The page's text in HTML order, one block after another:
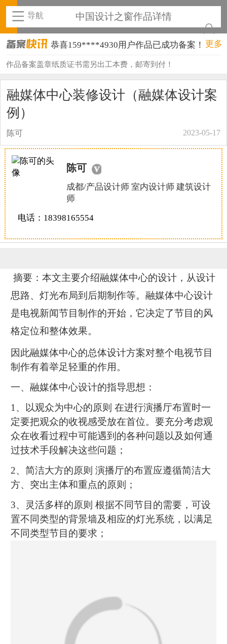
导航 中国设计之窗作品详情
恭喜159****4930用户作品已成功备案！
恭喜150****6483用户作品已成功备案！
恭喜131****1475用户作品已成功备案！
恭喜133****8874用户作品已成功备案！
恭喜138****8638用户作品已成功备案！
更多
作品备案盖章纸质证书需另出工本费，邮寄到付！
融媒体中心装修设计（融媒体设计案
例）
陈可 2023-05-17
陈可
成都/产品设计师 室内设计师 建筑设计
师
电话：18398165554
摘要：本文主要介绍融媒体中心的设计，从设计
思路、灯光布局到后期制作等。融媒体中心设计
是电视新闻节目制作的开始，它决定了节目的风
格定位和整体效果。
因此融媒体中心的总体设计方案对整个电视节目
制作有着举足轻重的作用。
一、融媒体中心设计的指导思想：
1、以观众为中心的原则 在进行演播厅布置时一
定要把观众的收视感受放在首位。要充分考虑观
众在收看过程中可能遇到的各种问题以及如何通
过技术手段解决这些问题；
2、简洁大方的原则 演播厅的布置应遵循简洁大
方、突出主体和重点的原则；
3、灵活多样的原则 根据不同节目的需要，可设
置不同类型的背景墙及相应的灯光系统，以满足
不同类型节目的要求；